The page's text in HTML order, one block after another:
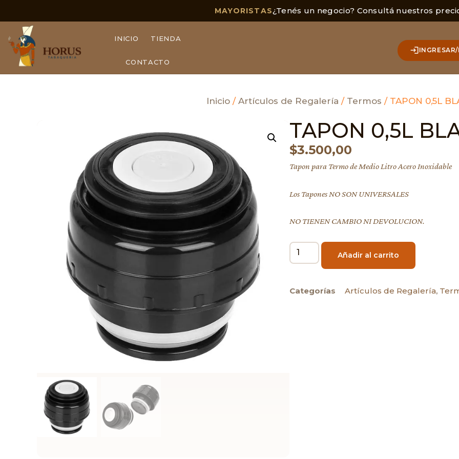
MAYORISTAS¿Tenés un negocio? Consultá nuestros
INICIO TIENDA
CONTACTO
Inicio/ Artículos de Regalería / Termos / TAPON 0,5L
TAPON 0,5L
$3.500,00
Tapon para Termo de Medio Litro Acero Inoxidable
Los Tapones NO SON UNIVERSALES
NO TIENEN CAMBIO NI DEVOLUCION.
Añadir al carrito
Categorías Artículos de Regalería,